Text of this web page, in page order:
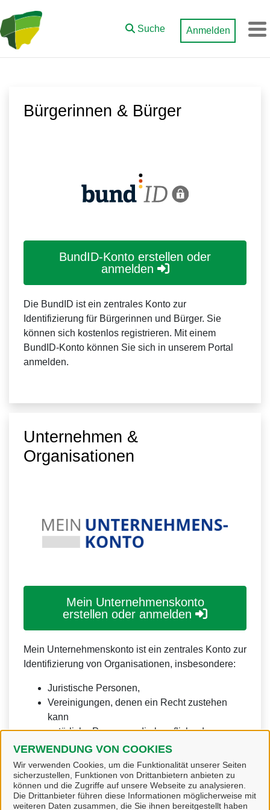
Zum Hauptinhalt springen
VERWENDUNG VON COOKIES
Wir verwenden Cookies, um die Funktionalität unserer Seiten
sicherzustellen, Funktionen von Drittanbietern anbieten zu
können und die Zugriffe auf unsere Webseite zu analysieren.
Die Drittanbieter führen diese Informationen möglicherweise mit
weiteren Daten zusammen, die Sie ihnen bereitgestellt haben
Suche Anmelden
Bürgerinnen & Bürger
BundID-Konto erstellen oder
anmelden
Die BundID ist ein zentrales Konto zur
Identifizierung für Bürgerinnen und Bürger. Sie
können sich kostenlos registrieren. Mit einem
BundID-Konto können Sie sich in unserem Portal
anmelden.
Unternehmen &
Organisationen
Mein Unternehmenskonto
erstellen oder anmelden
Mein Unternehmenskonto ist ein zentrales Konto zur
Identifizierung von Organisationen, insbesondere:
Juristische Personen,
Vereinigungen, denen ein Recht zustehen
kann
natürliche Personen, die beruflich oder
gewerblich tätig sind.
Eine Nutzung ist aber auch durch Behörden im
Sinne von § 1 Abs. 4 Verwaltungsverfahrensgesetz
(VwVfG) möglich.